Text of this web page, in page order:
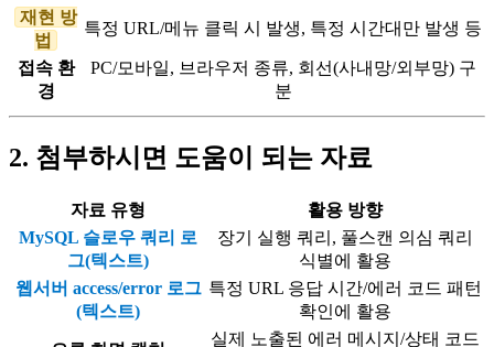
재현 방
법
특정 URL/메뉴 클릭 시 발생, 특정 시간대만 발생 등
접속 환
경
PC/모바일, 브라우저 종류, 회선(사내망/외부망) 구
분
2. 첨부하시면 도움이 되는 자료
자료 유형
활용 방향
MySQL 슬로우 쿼리 로
그(텍스트)
장기 실행 쿼리, 풀스캔 의심 쿼리
식별에 활용
웹서버 access/error 로그
(텍스트)
특정 URL 응답 시간/에러 코드 패턴
확인에 활용
실제 노출된 에러 메시지/상태 코드